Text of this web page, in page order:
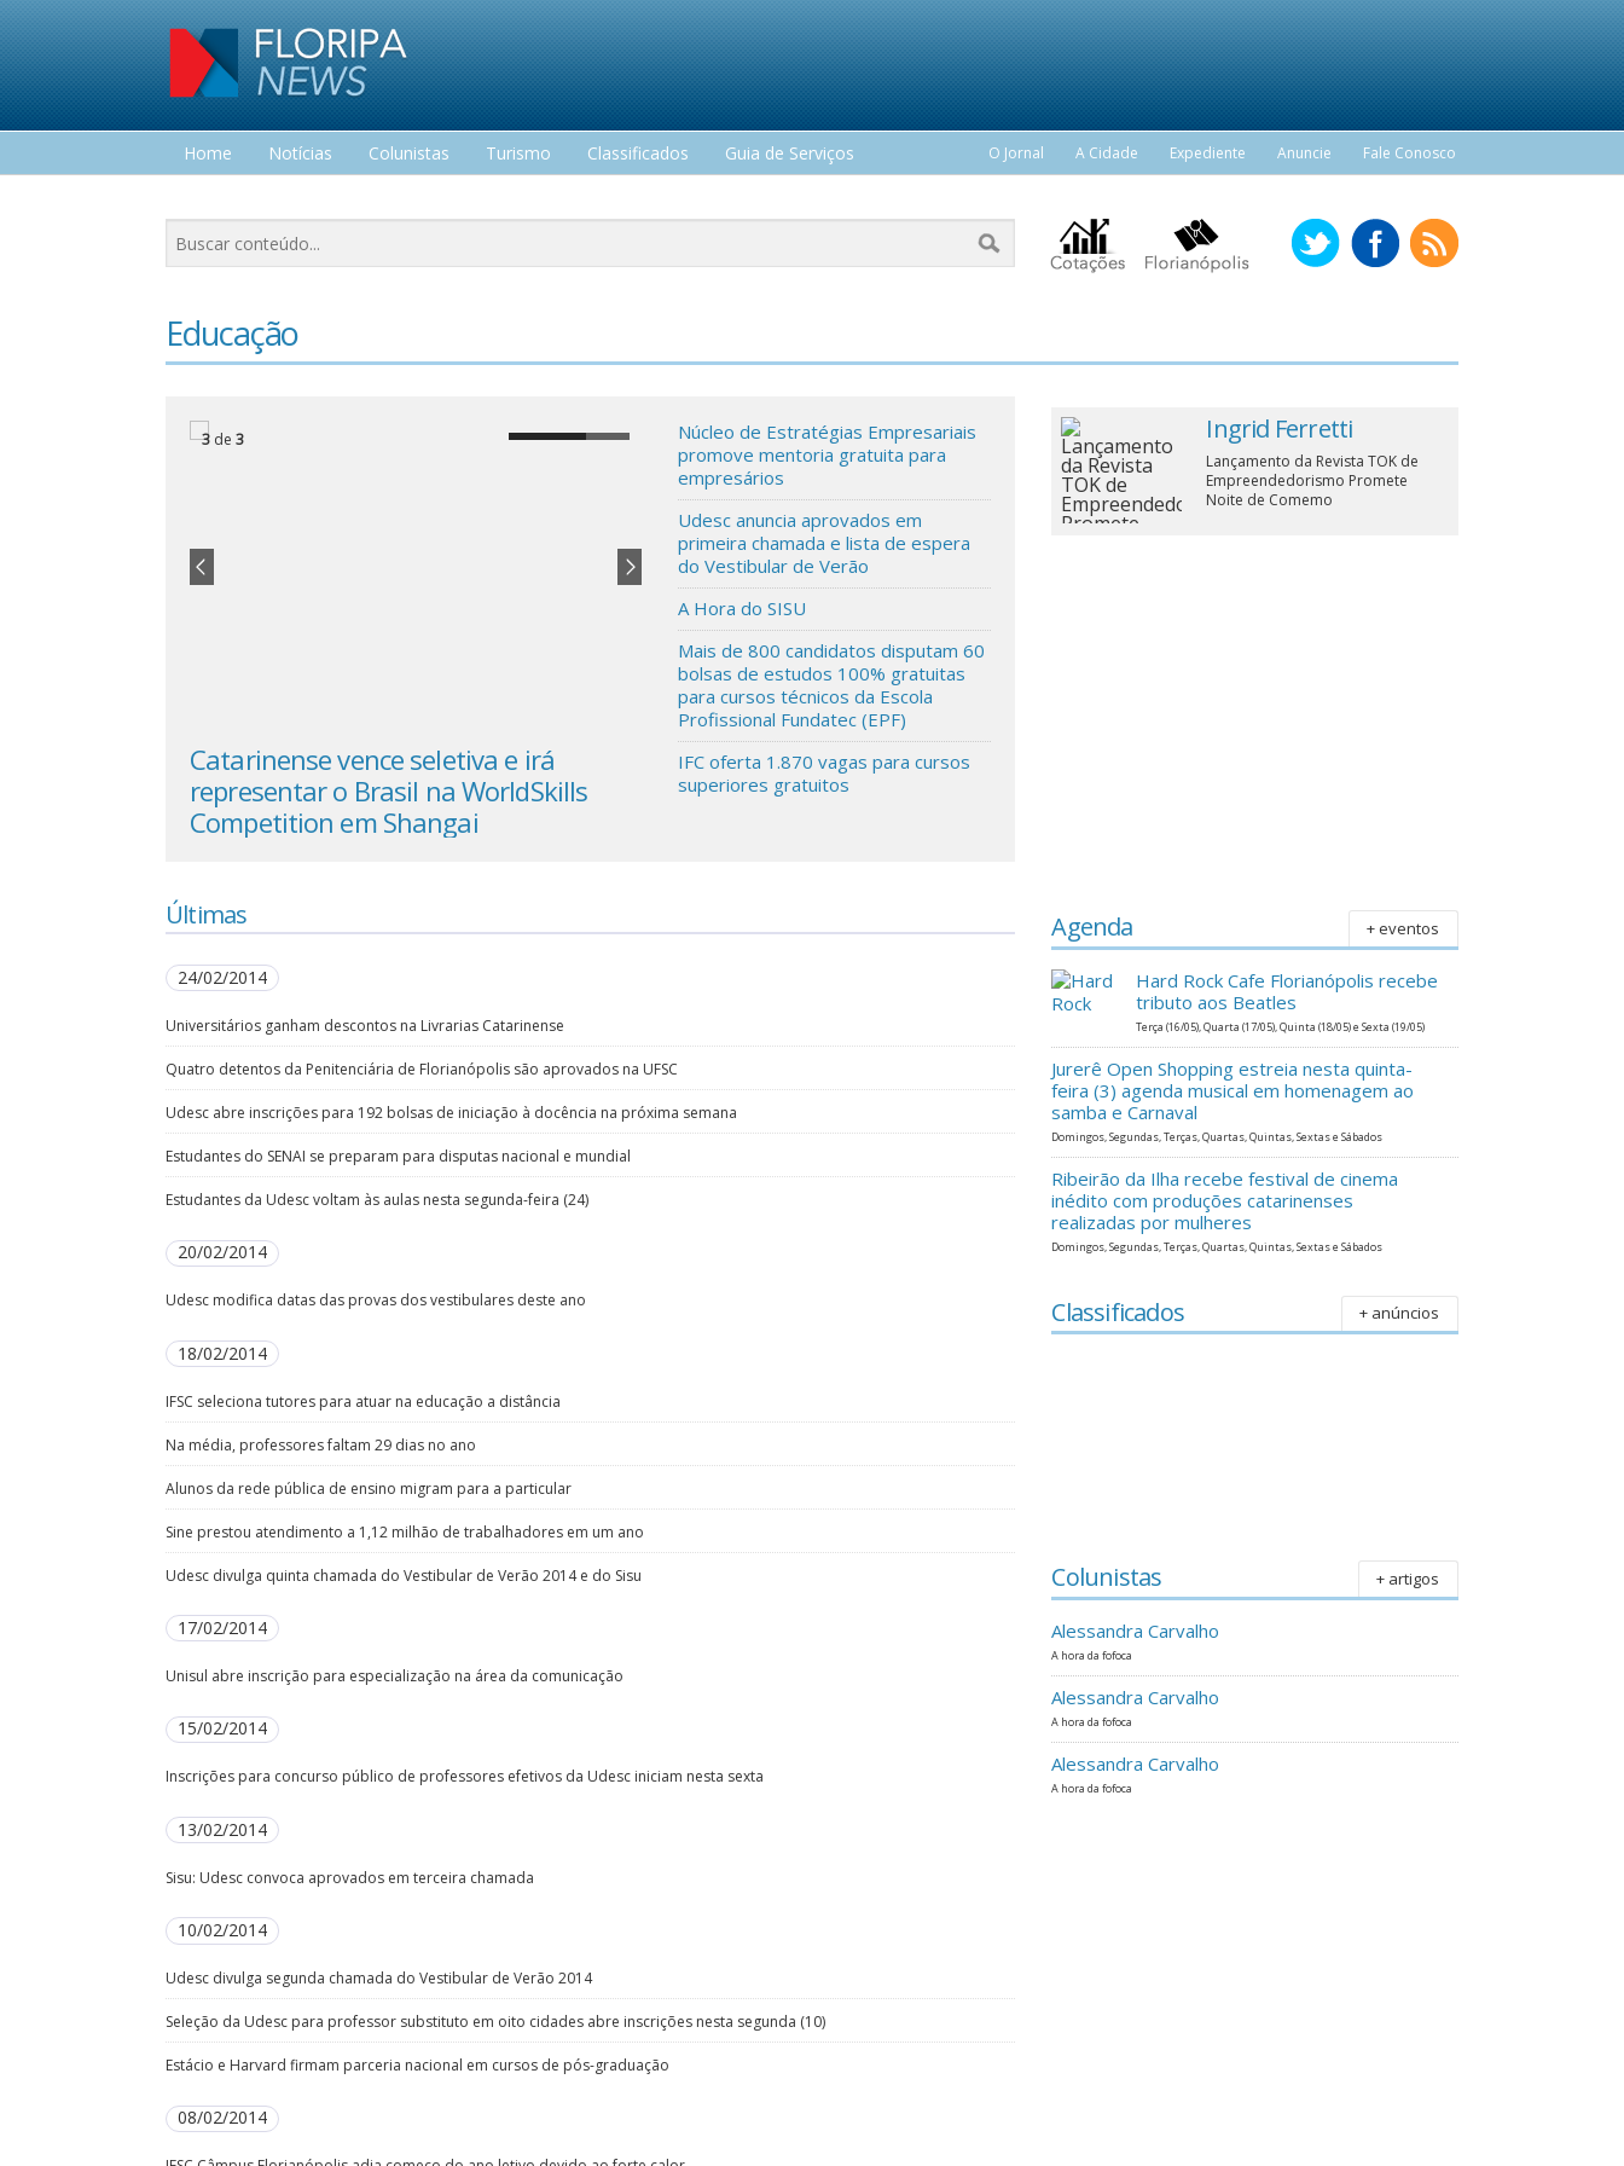
Home Notícias Colunistas Turismo Classificados
Guia de Serviços
O Jornal A Cidade Expediente Anuncie Fale Conosco
Educação
Catarinense vence seletiva e irá
representar o Brasil na WorldSkills
Competition em Shangai
UNICEF alerta que fechar escolas
novamente seria uma atitude
3 de3
Núcleo de Estratégias Empresariais
promove mentoria gratuita para
empresários
Udesc anuncia aprovados em
primeira chamada e lista de espera
do Vestibular de Verão
A Hora do SISU
Mais de 800 candidatos disputam 60
bolsas de estudos 100% gratuitas
para cursos técnicos da Escola
Profissional Fundatec (EPF)
IFC oferta 1.870 vagas para cursos
superiores gratuitos
Ingrid Ferretti
Lançamento da Revista TOK de
Empreendedorismo Promete
Noite de Comemo
Últimas
24/02/2014
Universitários ganham descontos na Livrarias Catarinense
Quatro detentos da Penitenciária de Florianópolis são aprovados na UFSC
Udesc abre inscrições para 192 bolsas de iniciação à docência na próxima semana
Estudantes do SENAI se preparam para disputas nacional e mundial
Estudantes da Udesc voltam às aulas nesta segunda-feira (24)
20/02/2014
Udesc modifica datas das provas dos vestibulares deste ano
18/02/2014
IFSC seleciona tutores para atuar na educação a distância
Na média, professores faltam 29 dias no ano
Alunos da rede pública de ensino migram para a particular
Sine prestou atendimento a 1,12 milhão de trabalhadores em um ano
Udesc divulga quinta chamada do Vestibular de Verão 2014 e do Sisu
17/02/2014
Unisul abre inscrição para especialização na área da comunicação
15/02/2014
Inscrições para concurso público de professores efetivos da Udesc iniciam nesta sexta
13/02/2014
Sisu: Udesc convoca aprovados em terceira chamada
10/02/2014
Udesc divulga segunda chamada do Vestibular de Verão 2014
Seleção da Udesc para professor substituto em oito cidades abre inscrições nesta segunda (10)
Estácio e Harvard firmam parceria nacional em cursos de pós-graduação
08/02/2014
Agenda + eventos
Hard Rock Cafe Florianópolis recebe
tributo aos Beatles
Terça (16/05), Quarta (17/05), Quinta (18/05) e Sexta (19/05)
Jurerê Open Shopping estreia nesta quinta-
feira (3) agenda musical em homenagem ao
samba e Carnaval
Domingos, Segundas, Terças, Quartas, Quintas, Sextas e Sábados
Ribeirão da Ilha recebe festival de cinema
inédito com produções catarinenses
realizadas por mulheres
Domingos, Segundas, Terças, Quartas, Quintas, Sextas e Sábados
Classificados + anúncios
Colunistas + artigos
Alessandra Carvalho
A hora da fofoca
Alessandra Carvalho
A hora da fofoca
Alessandra Carvalho
A hora da fofoca